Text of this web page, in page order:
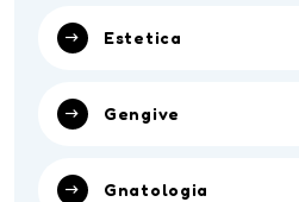
Estetica
Gengive
Gnatologia